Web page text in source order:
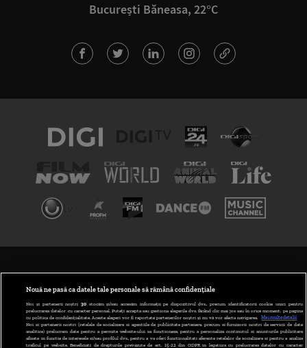
București Băneasa, 22°C
ABONARE DIGI TV
GESTIONAȚI PREFERINȚELE
Nouă ne pasă ca datele tale personale să rămână confidențiale
Noi și partenerii noștri 30stocăm și/sau accesăm informații pe dispozitivul dvs., precum identificatorii cookie unici pentru
prelucrarea datelor cu caracter personal. Puteți accepta sau gestiona alegerile dvs. făcând clic mai jos sau în orice moment, pe pagina
cu politica de confidențialitate. Aceste alegeri vor fi raportate partenerilor noștri și nu vă vor afecta navigarea.
Mai multe detalii
Noi si partenerii nostri (retelele de socializare si agentiile de publicitate partenere, precum si furnizorii nostri de servicii de date
analitice) prelucram date pentru a permite website-ului sa functioneze, pentru a personaliza continutul si anunturile publicitare
afisate in functie de interesele si/sau profilul dvs., pentru a va oferi functionalitati aferente retelelor de socializare si pentru a analiza
traficul pe website. Beneficiati de drepturile prevazute de art. 15-22 din GDPR in legatura cu prelucrarea datelor cu caracter